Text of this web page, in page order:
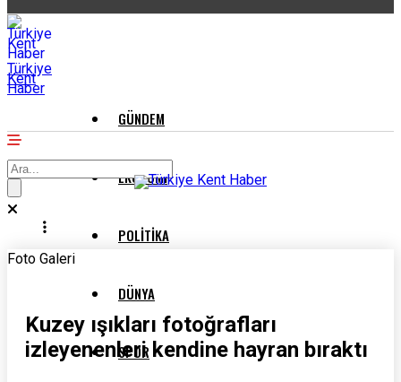
Türkiye
Kent
Haber
GÜNDEM
EKONOMI
POLITIKA
DÜNYA
SPOR
Foto Galeri
Kuzey ışıkları fotoğrafları
izleyenenleri kendine hayran bıraktı